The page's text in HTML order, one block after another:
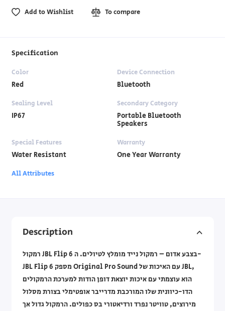
Add to Wishlist To compare
Specification
Color
Red
Device Connection
Bluetooth
Sealing Level
IP67
Secondary Category
Portable Bluetooth
Speakers
Special Features
Water Resistant
Warranty
One Year Warranty
All Attributes
Description
רמקול JBL Flip 6 בצבע אדום – רמקול נייד מומלץ לטיולים. ה-
JBL Flip 6 מספק Original Pro Sound עם האיכות של JBL,
הוא עוצמתי עם איכות יוצאת דופן הודות למערכת הרמקולים
הדו-כיוונית שלו המורכבת מדרייבר אופטימלי בצורת מסלול
מירוצים, טוויטר נפרד ורדיאטורי בס כפולים. הרמקול גדול אך